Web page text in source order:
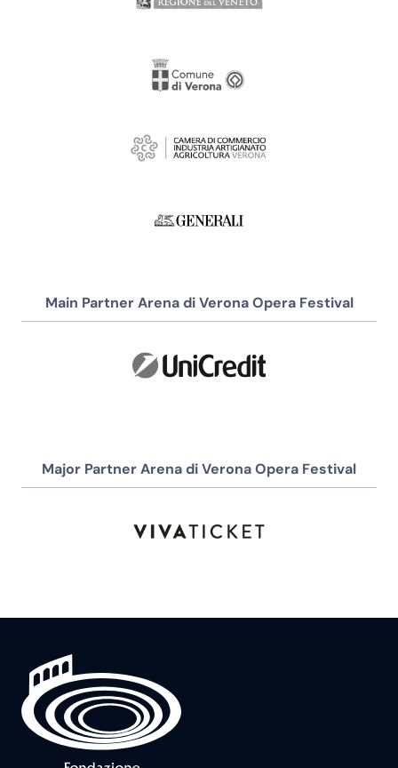
Main Partner Arena di Verona Opera Festival
Major Partner Arena di Verona Opera Festival